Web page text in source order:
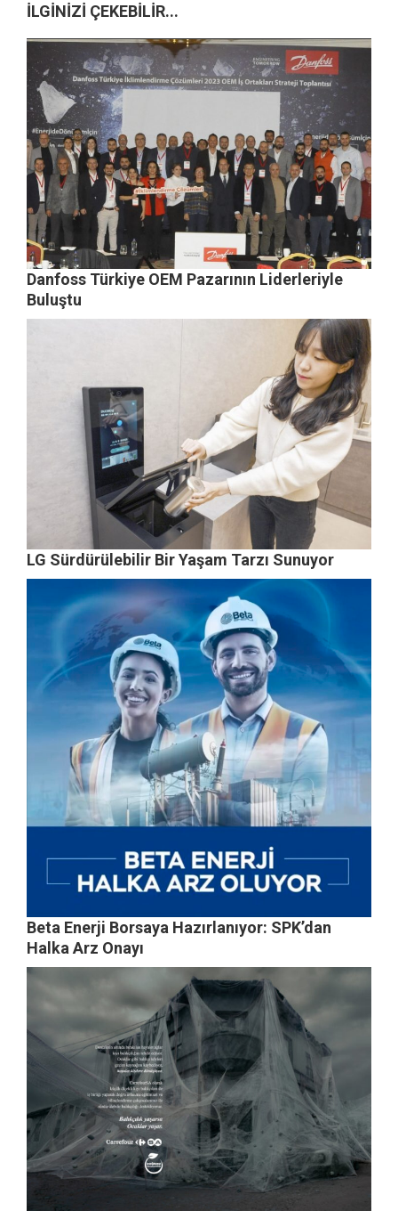
İLGİNİZİ ÇEKEBİLİR...
Danfoss Türkiye OEM Pazarının Liderleriyle
Buluştu
LG Sürdürülebilir Bir Yaşam Tarzı Sunuyor
Beta Enerji Borsaya Hazırlanıyor: SPK’dan
Halka Arz Onayı